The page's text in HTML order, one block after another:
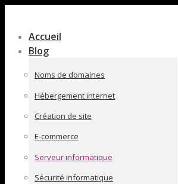
pleine
largeur
Accueil
Blog
Noms de domaines
Hébergement internet
Création de site
E-commerce
Serveur informatique
Sécurité informatique